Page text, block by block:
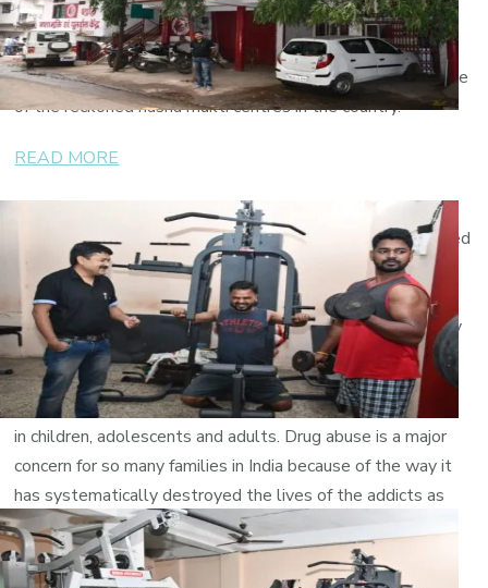
“Shuddhi Nasha Mukti Kendra Bilaspur” has become one
of the reckoned nasha mukti centres in the country.
READ MORE
Treating a drug addict is a difficult task right from the
beginning. Most of the times, the addicts are not interested
to go through a rehabilitation program because of the
stigma attached to it. An addict is worried about their
reputation in the society if people come to know that they
were in a rehabilitation center.
India is grappling with the increasing menace of drug abuse
in children, adolescents and adults. Drug abuse is a major
concern for so many families in India because of the way it
has systematically destroyed the lives of the addicts as
well as those of their families. Drug abuse often results in
psychological, physical, intellectual and moral decay.The